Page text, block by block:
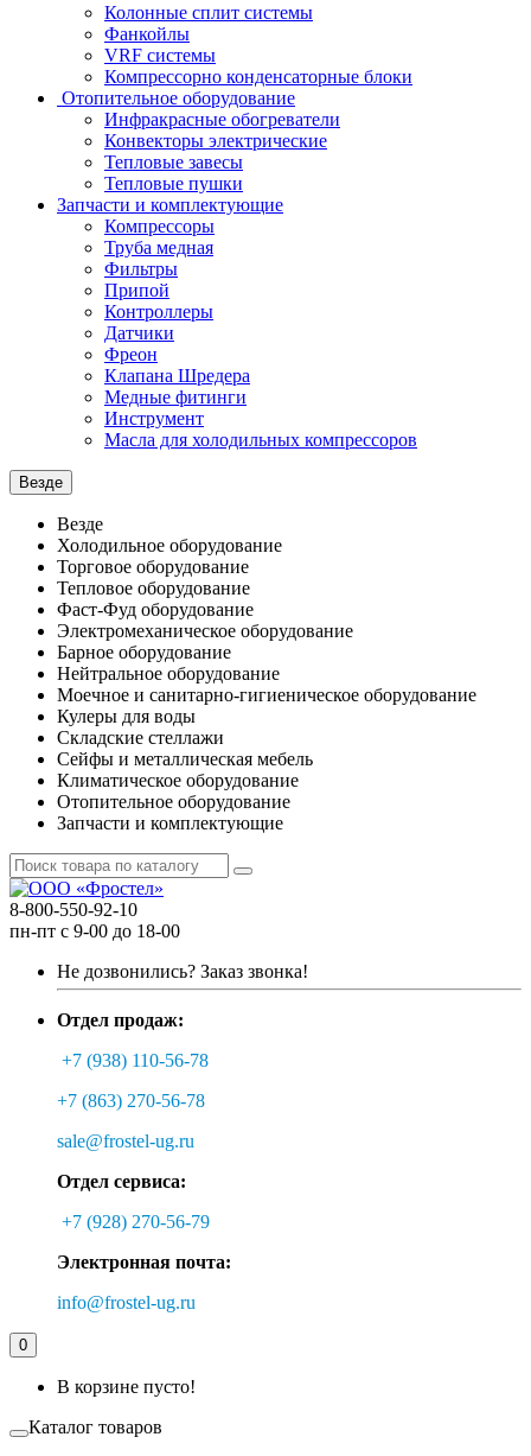
Колонные сплит системы
Фанкойлы
VRF системы
Компрессорно конденсаторные блоки
Отопительное оборудование
Инфракрасные обогреватели
Конвекторы электрические
Тепловые завесы
Тепловые пушки
Запчасти и комплектующие
Компрессоры
Труба медная
Фильтры
Припой
Контроллеры
Датчики
Фреон
Клапана Шредера
Медные фитинги
Инструмент
Масла для холодильных компрессоров
Везде
Везде
Холодильное оборудование
Торговое оборудование
Тепловое оборудование
Фаст-Фуд оборудование
Электромеханическое оборудование
Барное оборудование
Нейтральное оборудование
Моечное и санитарно-гигиеническое оборудование
Кулеры для воды
Складские стеллажи
Сейфы и металлическая мебель
Климатическое оборудование
Отопительное оборудование
Запчасти и комплектующие
8-800-550-92-10
пн-пт с 9-00 до 18-00
Не дозвонились? Заказ звонка!
Отдел продаж:
+7 (938) 110-56-78
+7 (863) 270-56-78
sale@frostel-ug.ru
Отдел сервиса:
+7 (928) 270-56-79
Электронная почта:
info@frostel-ug.ru
0
В корзине пусто!
Каталог товаров